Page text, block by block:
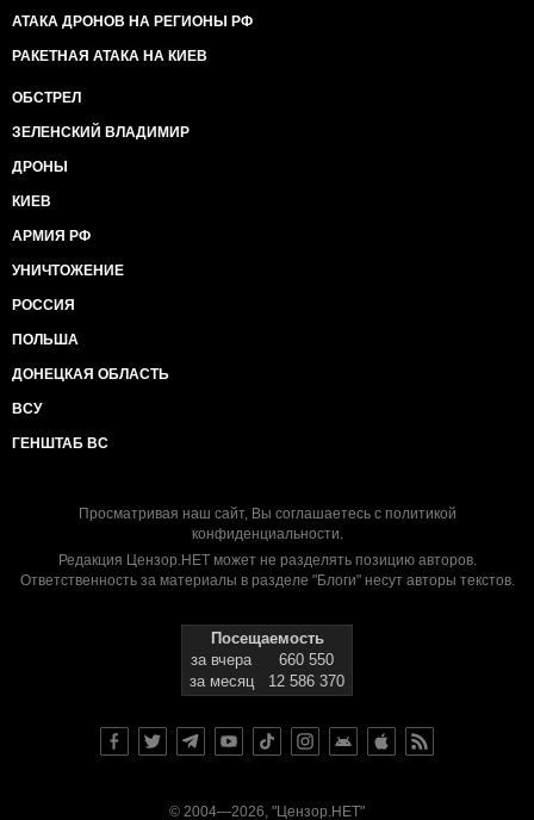
АТАКА ДРОНОВ НА РЕГИОНЫ РФ
РАКЕТНАЯ АТАКА НА КИЕВ
ОБСТРЕЛ
ЗЕЛЕНСКИЙ ВЛАДИМИР
ДРОНЫ
КИЕВ
АРМИЯ РФ
УНИЧТОЖЕНИЕ
РОССИЯ
ПОЛЬША
ДОНЕЦКАЯ ОБЛАСТЬ
ВСУ
ГЕНШТАБ ВС
Просматривая наш сайт, Вы соглашаетесь с политикой
конфиденциальности.
Редакция Цензор.НЕТ может не разделять позицию авторов.
Ответственность за материалы в разделе "Блоги" несут авторы текстов.
Посещаемость
за вчера
660 550
за месяц
12 586 370
© 2004—2026, "Цензор.НЕТ"